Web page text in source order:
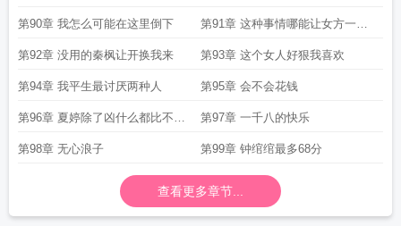
第90章 我怎么可能在这里倒下 第91章 这种事情哪能让女方一个
人出力
第92章 没用的秦枫让开换我来 第93章 这个女人好狠我喜欢
第94章 我平生最讨厌两种人 第95章 会不会花钱
第96章 夏婷除了凶什么都比不上
施芙雅
第97章 一千八的快乐
第98章 无心浪子 第99章 钟绾绾最多68分
查看更多章节...